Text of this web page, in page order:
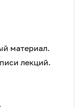
материал.
лекций.